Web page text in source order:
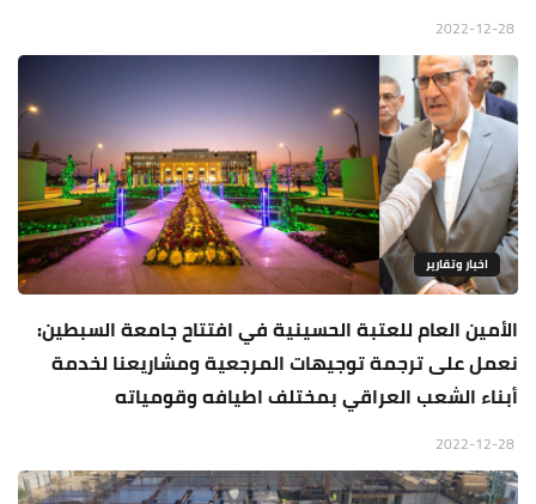
اخبار وتقارير
الأمين العام للعتبة الحسينية في افتتاح جامعة السبطين:
نعمل على ترجمة توجيهات المرجعية ومشاريعنا لخدمة
أبناء الشعب العراقي بمختلف اطيافه وقومياته